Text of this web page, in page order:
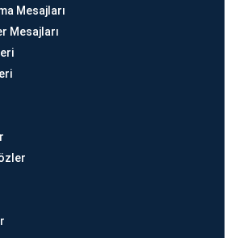
Mesajları
Mesajları